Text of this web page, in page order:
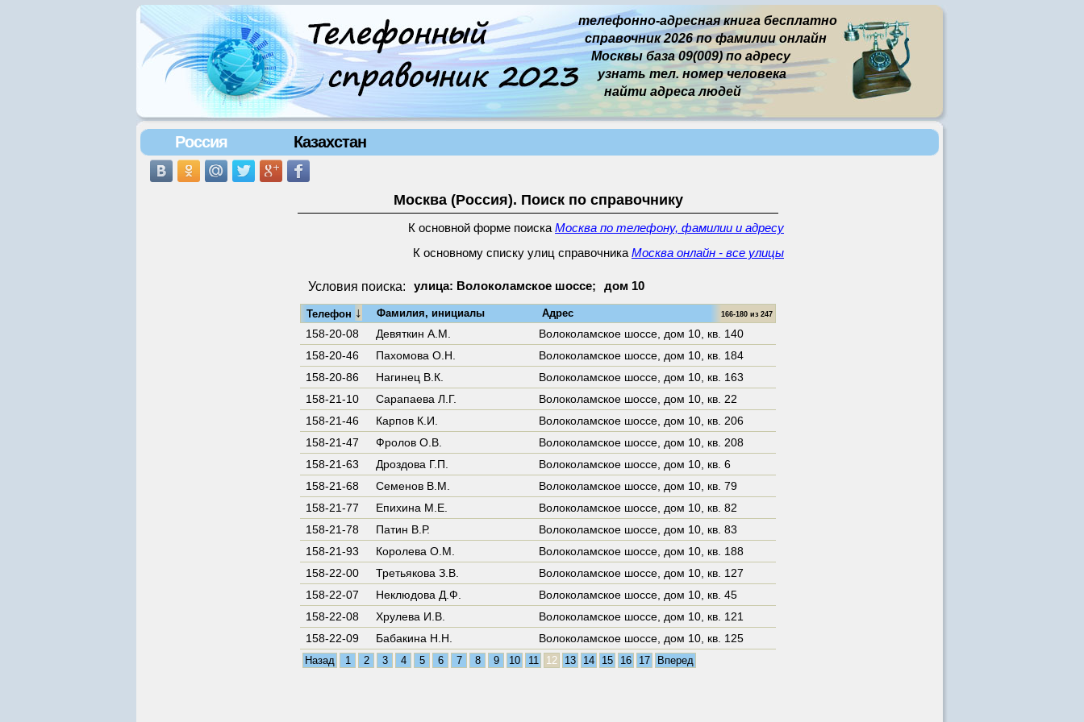
телефонно-адресная книга бесплатно
справочник 2026 по фамилии онлайн
Москвы база 09(009) по адресу
узнать тел. номер человека
найти адреса людей
Россия Казахстан
Москва (Россия). Поиск по справочнику
К основной форме поиска Москва по телефону, фамилии и адресу
К основному списку улиц справочника Москва онлайн - все улицы
Условия поиска: улица: Волоколамское шоссе; дом 10
Телефон ↓ Фамилия, инициалы Адрес 166-180 из 247
158-20-08 Девяткин А.М. Волоколамское шоссе, дом 10 кв. 140
158-20-46
Пахомова О.Н. Волоколамское шоссе, дом 10 кв. 184
158-20-86
Нагинец В.К. Волоколамское шоссе, дом 10 кв. 163
158-21-10
Сарапаева Л.Г. Волоколамское шоссе, дом 10 кв. 22
158-21-46
Карпов К.И. Волоколамское шоссе, дом 10 кв. 206
158-21-47
Фролов О.В. Волоколамское шоссе, дом 10 кв. 208
158-21-63
Дроздова Г.П. Волоколамское шоссе, дом 10 кв. 6
158-21-68
Семенов В.М. Волоколамское шоссе, дом 10 кв. 79
158-21-77
Епихина М.Е. Волоколамское шоссе, дом 10 кв. 82
158-21-78
Патин В.Р. Волоколамское шоссе, дом 10 кв. 83
158-21-93
Королева О.М. Волоколамское шоссе, дом 10 кв. 188
158-22-00
Третьякова З.В. Волоколамское шоссе, дом 10 кв. 127
158-22-07
Неклюдова Д.Ф. Волоколамское шоссе, дом 10 кв. 45
158-22-08
Хрулева И.В. Волоколамское шоссе, дом 10 кв. 121
158-22-09
Бабакина Н.Н. Волоколамское шоссе, дом 10 кв. 125
Назад 1 2 3 4 5 6 7 8 9 10 11 12 13 14 15 16 17 Вперед